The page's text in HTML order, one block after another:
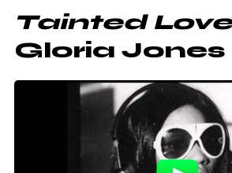
Tainted Love
Gloria Jones